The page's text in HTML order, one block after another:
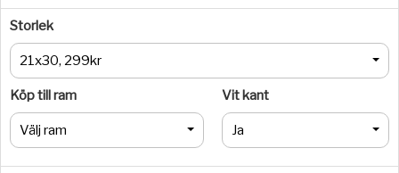
Storlek
21x30, 299kr
Köp till ram
Välj ram
Vit kant
Ja